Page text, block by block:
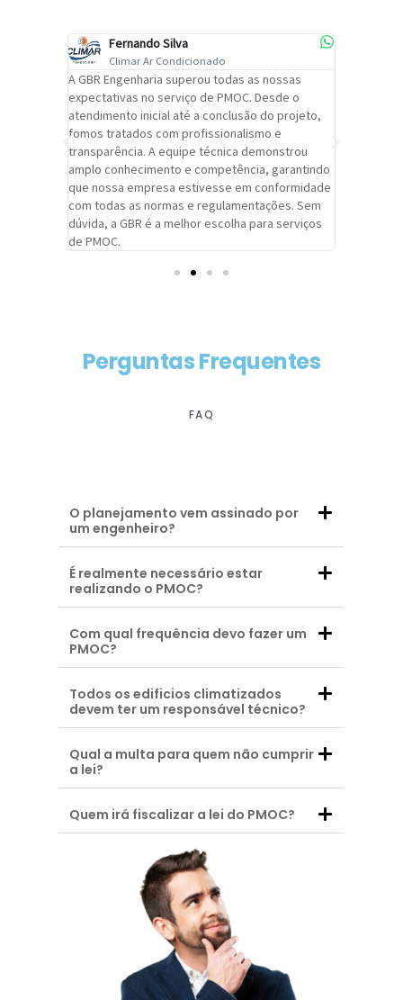
Fernando Silva
Climar Ar Condicionado
A GBR Engenharia superou todas as nossas
expectativas no serviço de PMOC. Desde o
atendimento inicial até a conclusão do projeto,
fomos tratados com profissionalismo e
transparência. A equipe técnica demonstrou
amplo conhecimento e competência, garantindo
que nossa empresa estivesse em conformidade
com todas as normas e regulamentações. Sem
dúvida, a GBR é a melhor escolha para serviços
de PMOC.
Perguntas Frequentes
FAQ
O planejamento vem assinado por
um engenheiro?
É realmente necessário estar
realizando o PMOC?
Com qual frequência devo fazer um
PMOC?
Todos os edificios climatizados
devem ter um responsável técnico?
Qual a multa para quem não cumprir
a lei?
Quem irá fiscalizar a lei do PMOC?